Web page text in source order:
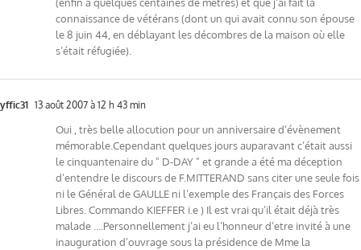
(enfin à quelques centaines de mètres) et que j’ai fait la
connaissance de vétérans (dont un qui avait connu son épouse
le 8 juin 44, en déblayant les décombres de la maison où elle
s’était réfugiée).
yffic31 13 août 2007 à 12 h 43 min
Oui , très belle allocution pour un anniversaire d’évènement
mémorable.Cependant quelques jours auparavant c’était aussi
le cinquantenaire du " D-DAY " et grande a été ma déception
d’entendre le discours de F.MITTERAND sans citer une seule fois
ni le Général de GAULLE ni l’exemple des Français des Forces
Libres. Commando KIEFFER i.e ) Il est vrai qu’il était déjà très
malade ….Personnellement j’ai eu l’honneur d’etre invité à une
inauguration d’ouvrage sous la présidence de Mme la